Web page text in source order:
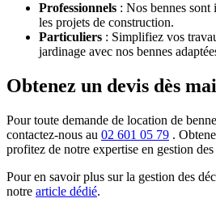
Professionnels : Nos bennes sont
les projets de construction.
Particuliers : Simplifiez vos
jardinage avec nos bennes
Obtenez un devis dès
Pour toute demande de location de
contactez-nous au 02 601 05 79 .
profitez de notre expertise en gestion des
Pour en savoir plus sur la gestion des
notre article dédié.